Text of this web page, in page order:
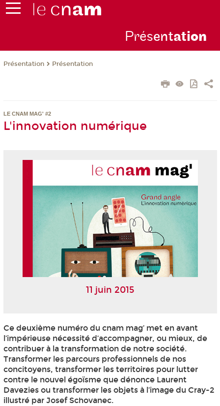
Présentation
Présentation Présentation
LE CNAM MAG' #2
L'innovation numérique
11 juin 2015
Ce deuxième numéro du cnam mag’ met en avant
l’impérieuse nécessité d’accompagner, ou mieux, de
contribuer à la transformation de notre société.
Transformer les parcours professionnels de nos
concitoyens, transformer les territoires pour lutter
contre le nouvel égoïsme que dénonce Laurent
Davezies ou transformer les objets à l’image du Cray-2
illustré par Josef Schovanec.